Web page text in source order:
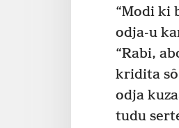
“Modi ki
odja-u
“Rabi,
kridita sô
odja
tudu